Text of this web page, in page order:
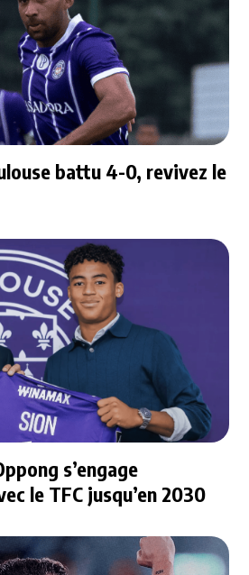
battu 4-0, revivez le
s’engage
le TFC jusqu’en 2030